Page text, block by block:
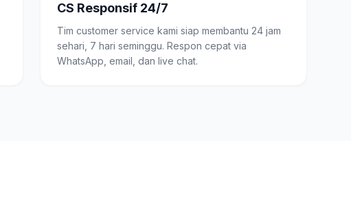
CS Responsif 24/7
Tim customer service kami siap membantu 24 jam
sehari, 7 hari seminggu. Respon cepat via
WhatsApp, email, dan live chat.